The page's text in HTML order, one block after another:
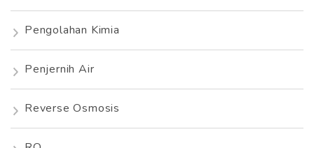
Pengolahan Kimia
Penjernih Air
Reverse Osmosis